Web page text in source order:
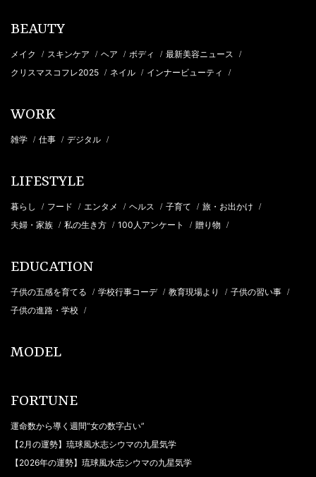
BEAUTY
メイク / スキンケア / ヘア / ボディ / 最新美容ニュース /
クリスマスコフレ2025 / ネイル / インナービューティ /
WORK
雑学 / 仕事 / デジタル /
LIFESTYLE
暮らし / フード / エンタメ / ヘルス / 子育て / 旅・お出かけ /
夫婦・家族 / 私の生き方 / 100人アンケート / 贈り物 /
EDUCATION
子供の五感を育てる / 学校行事コーデ / 教育現場より / 子供の習い事 /
子供の進路・学校 /
MODEL
FORTUNE
運命数から導く週間“女の数字占い”
【2月の運勢】琉球風水志シウマの九星気学
【2026年の運勢】琉球風水志シウマの九星気学